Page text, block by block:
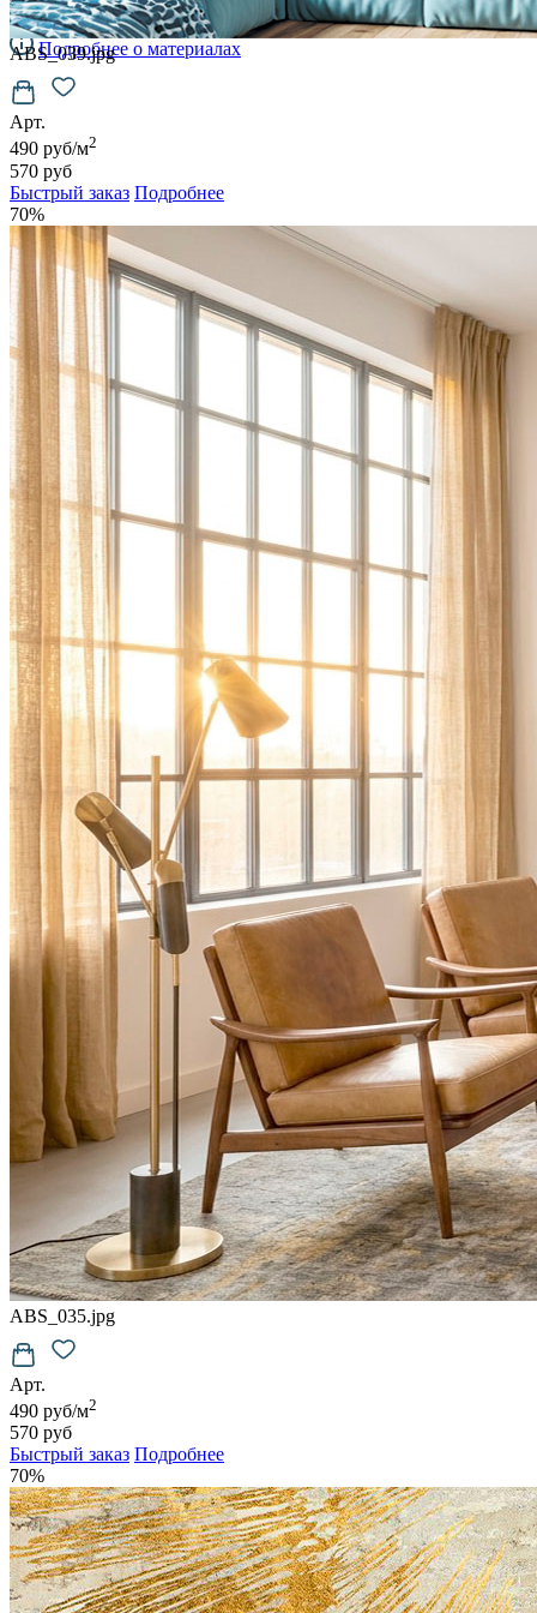
6500руб/м2
Подробнее о материалах
ABS_039.jpg
Арт.
490 руб/м2
570 руб
Быстрый заказ Подробнее
70%
ABS_035.jpg
Арт.
490 руб/м2
570 руб
Быстрый заказ Подробнее
70%